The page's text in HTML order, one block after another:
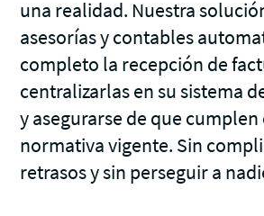
una realidad. Nuestra
asesorías y contables
completo la recepción de
centralizarlas en su sistema
y asegurarse de que cumplen
normativa vigente. Sin
retrasos y sin perseguir a